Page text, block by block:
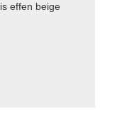
effen beige